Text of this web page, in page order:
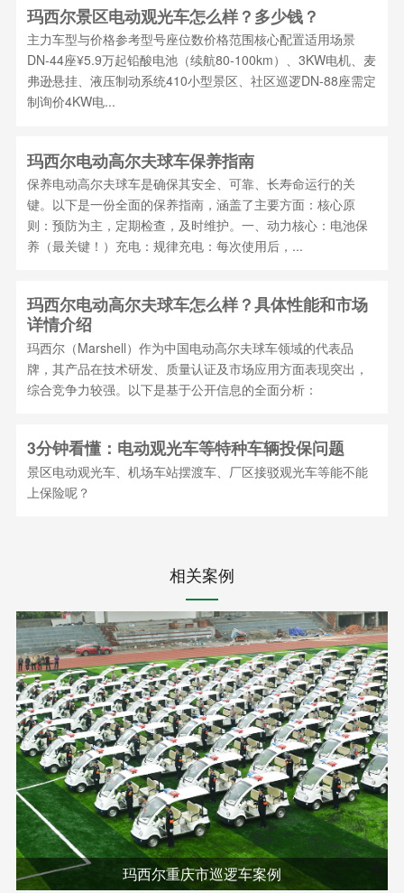
玛西尔景区电动观光车怎么样？多少钱？
主力车型与价格参考型号座位数价格范围核心配置适用场景
DN-44座¥5.9万起铅酸电池（续航80-100km）、3KW电机、麦
弗逊悬挂、液压制动系统410小型景区、社区巡逻DN-88座需定
制询价4KW电...
玛西尔电动高尔夫球车保养指南
保养电动高尔夫球车是确保其安全、可靠、长寿命运行的关
键。以下是一份全面的保养指南，涵盖了主要方面：核心原
则：预防为主，定期检查，及时维护。一、动力核心：电池保
养（最关键！）充电：规律充电：每次使用后，...
玛西尔电动高尔夫球车怎么样？具体性能和市场
详情介绍
玛西尔（Marshell）作为中国电动高尔夫球车领域的代表品
牌，其产品在技术研发、质量认证及市场应用方面表现突出，
综合竞争力较强。以下是基于公开信息的全面分析：
3分钟看懂：电动观光车等特种车辆投保问题
景区电动观光车、机场车站摆渡车、厂区接驳观光车等能不能
上保险呢？
相关案例
玛西尔重庆市巡逻车案例